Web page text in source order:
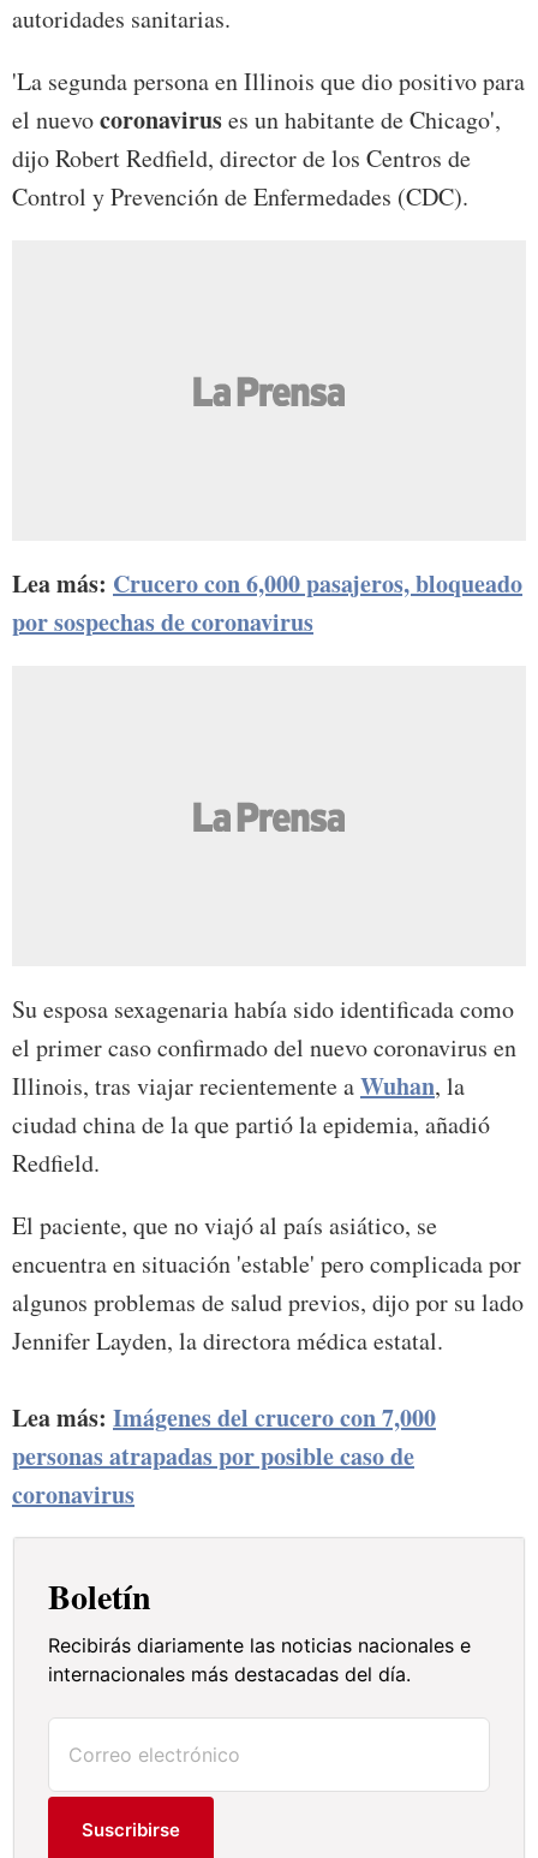
autoridades sanitarias.
'La segunda persona en Illinois que dio positivo para
el nuevocoronaviruses un habitante de Chicago',
dijo Robert Redfield, director de los Centros de
Control y Prevención de Enfermedades (CDC).
Lea más: Crucero con 6,000 pasajeros, bloqueado
por sospechas de coronavirus
Su esposa sexagenaria había sido identificada como
el primer caso confirmado del nuevo coronavirus en
Illinois, tras viajar recientemente aWuhan, la
ciudad china de la que partió la epidemia, añadió
Redfield.
El paciente, que no viajó al país asiático, se
encuentra en situación 'estable' pero complicada por
algunos problemas de salud previos, dijo por su lado
Jennifer Layden, la directora médica estatal.
Lea más: Imágenes del crucero con 7,000
personas atrapadas por posible caso de
coronavirus
Boletín
Recibirás diariamente las noticias nacionales e
internacionales más destacadas del día.
Suscribirse